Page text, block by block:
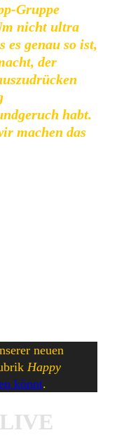
Gruppe
nicht ultra
es genau so ist,
der
habt.
machen das
neuen
Happy
könnt.